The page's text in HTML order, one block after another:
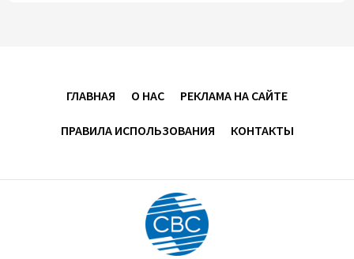
В Физулинском районе вспыхнул пожар на
открытой местности
ГЛАВНАЯ О НАС РЕКЛАМА НА САЙТЕ
ПРАВИЛА ИСПОЛЬЗОВАНИЯ КОНТАКТЫ